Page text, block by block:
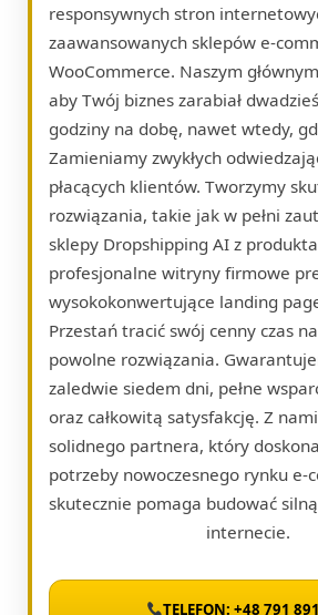
responsywnych stron
zaawansowanych sklepów e-
WooCommerce. Naszym
aby Twój biznes zarabiał
godziny na dobę, nawet wtedy,
Zamieniamy zwykłych
płacących klientów. Tworzymy
rozwiązania, takie jak w pełni
sklepy Dropshipping AI z
profesjonalne witryny firmowe
wysokokonwertujące landing
Przestań tracić swój cenny czas
powolne rozwiązania.
zaledwie siedem dni, pełne
oraz całkowitą satysfakcję. Z
solidnego partnera, który
potrzeby nowoczesnego rynku e-
skutecznie pomaga budować
internecie.
TELEFON: +48 791